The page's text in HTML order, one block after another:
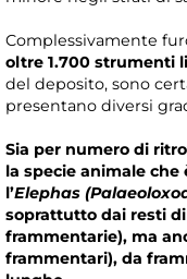
Complessivamente
oltre 1.700 strumenti
del deposito, sono
presentano diversi
Sia per numero di
la specie animale
l’Elephas
soprattutto dai resti
frammentarie), ma
frammentari), da